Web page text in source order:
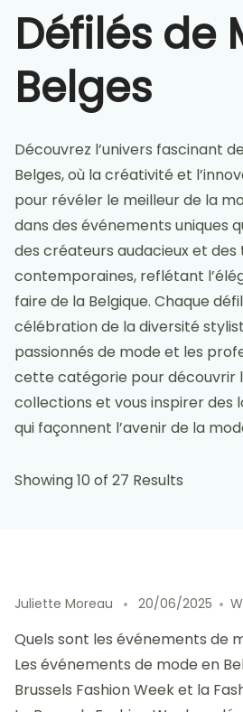
Défilés de
Belges
Découvrez l’univers fascinant
Belges, où la créativité et
pour révéler le meilleur de la
dans des événements uniques
des créateurs audacieux et des
contemporaines, reflétant
faire de la Belgique. Chaque
célébration de la diversité
passionnés de mode et les
cette catégorie pour découvrir
collections et vous inspirer des
qui façonnent l’avenir de la
Showing 10 of 27 Results
Juliette Moreau 20/06/2025
Quels sont les événements de
Les événements de mode en
Brussels Fashion Week et la